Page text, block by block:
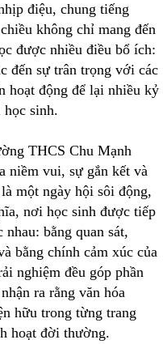
điệu, chung tiếng
không chỉ mang đến
được nhiều điều bổ ích:
đến sự trân trọng với các
hoạt động để lại nhiều kỷ
học sinh.
THCS Chu Mạnh
niềm vui, sự gắn kết và
một ngày hội sôi động,
nơi học sinh được tiếp
bằng quan sát,
bằng chính cảm xúc của
nghiệm đều góp phần
ra rằng văn hóa
hữu trong từng trang
hoạt đời thường.